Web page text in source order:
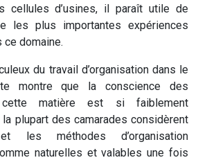
cellules d’usines, il paraît utile de
les plus importantes expériences
ce domaine.
du travail d’organisation dans le
montre que la conscience des
matière est si faiblement
plupart des camarades considèrent
les méthodes d’organisation
naturelles et valables une fois